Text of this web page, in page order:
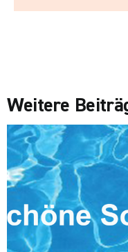
Weitere